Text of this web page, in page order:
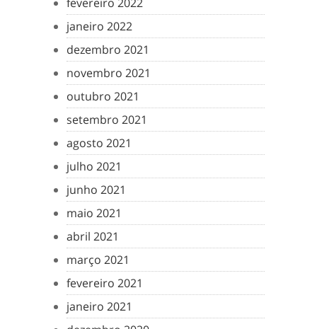
janeiro 2022
dezembro 2021
novembro 2021
outubro 2021
setembro 2021
agosto 2021
julho 2021
junho 2021
maio 2021
abril 2021
março 2021
fevereiro 2021
janeiro 2021